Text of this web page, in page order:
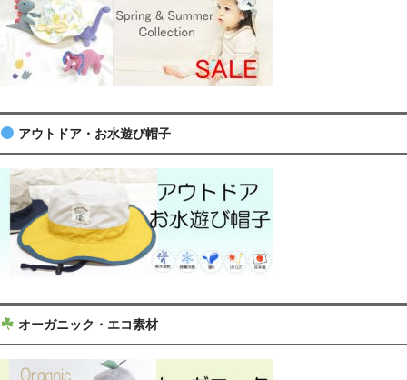
アウトドア・お水遊び帽子
オーガニック・エコ素材